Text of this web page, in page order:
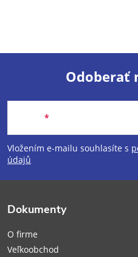
Z
á
p
Odoberať
Vložením e-mailu souhlasíte s
údajů
Dokumenty
O firme
Veľkoobchod